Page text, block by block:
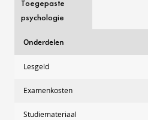
Toegepaste
psychologie
Onderdelen
Lesgeld
Examenkosten
Studiemateriaal